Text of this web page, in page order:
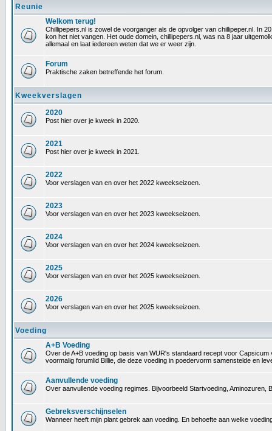
Reunie
Welkom terug!
Chillipepers.nl is zowel de voorganger als de opvolger van chillipeper.nl. In
kon het niet vangen. Het oude domein, chillipepers.nl, was na 8 jaar
allemaal en laat iedereen weten dat we er weer zijn.
Forum
Praktische zaken betreffende het forum.
Kweekverslagen
2020
Post hier over je kweek in 2020.
2021
Post hier over je kweek in 2021.
2022
Voor verslagen van en over het 2022 kweekseizoen.
2023
Voor verslagen van en over het 2023 kweekseizoen.
2024
Voor verslagen van en over het 2024 kweekseizoen.
2025
Voor verslagen van en over het 2025 kweekseizoen.
2026
Voor verslagen van en over het 2025 kweekseizoen.
Voeding
A+B Voeding
Over de A+B voeding op basis van WUR's standaard recept voor
voormalig forumlid Billie, die deze voeding in poedervorm samenstelde en
Aanvullende voeding
Over aanvullende voeding regimes. Bijvoorbeeld Startvoeding, Aminozuren,
Gebreksverschijnselen
Wanneer heeft mijn plant gebrek aan voeding. En behoefte aan welke